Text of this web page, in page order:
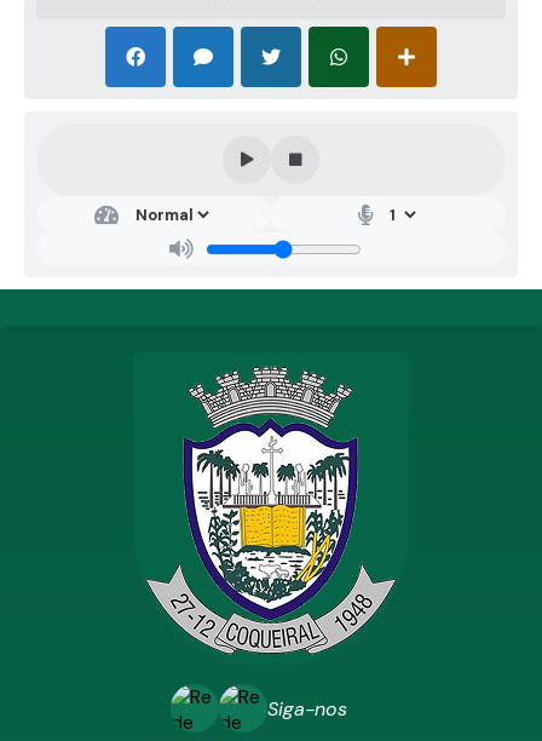
Data da Assinatura:14 de abril de 2026.
Signatários:
Renato Oliveira Marques – Prefeito Municipal de
Coqueiral/MG
Gestora do Contrato - Danielle Patrícia Ferreira Marques
Siga-nos